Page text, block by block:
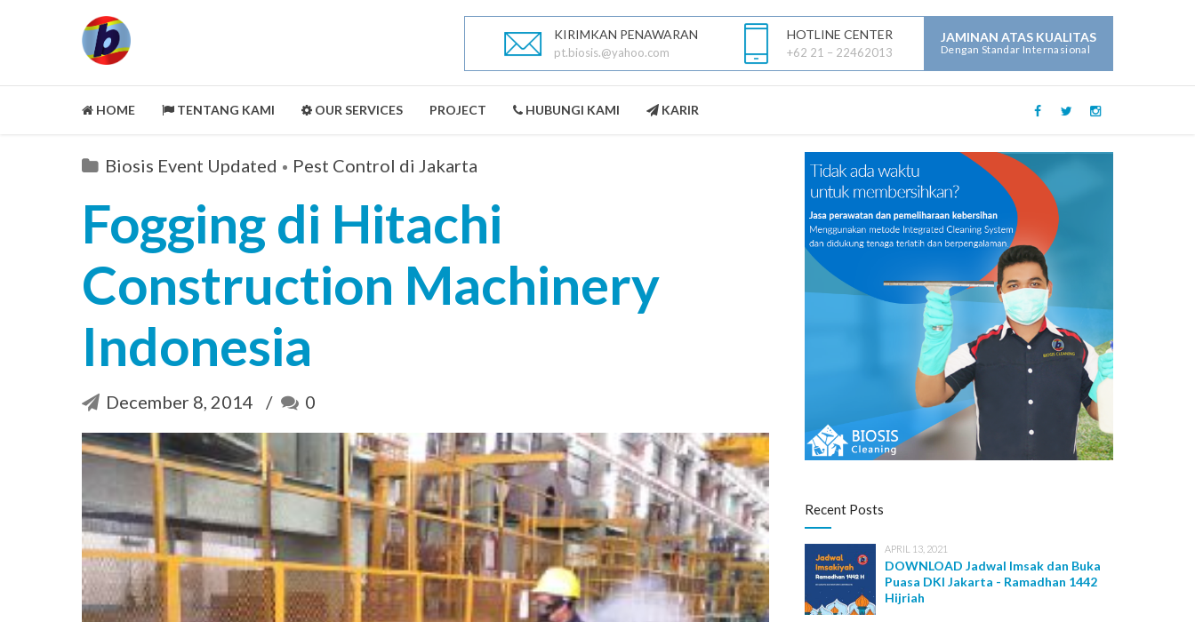
KIRIMKAN PENAWARAN
pt.biosis.@yahoo.com
HOTLINE CENTER
+62 21 – 22462013
JAMINAN ATAS KUALITAS
Dengan Standar Internasional
HOME TENTANG KAMI
LEGALITY ASPECT
CUSTOMER REVIEWS
MITRA KAMI
OUR SERVICES
CLEANING SERVICE PEST CONTROL LANDSCAPING
Mechanical Electrical Plumbing (
MEP )
Security
General Contractor
Building Construction
Maintenance
IT Solution
PROJECT HUBUNGI KAMI KARIR
Biosis Event Updated Pest Control di Jakarta
Fogging di Hitachi
Construction Machinery
Indonesia
December 8, 2014 0
Recent Posts
APRIL 13, 2021
DOWNLOAD Jadwal Imsak dan Buka
Puasa DKI Jakarta - Ramadhan 1442
Hijriah